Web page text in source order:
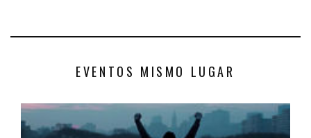
EVENTOS MISMO LUGAR